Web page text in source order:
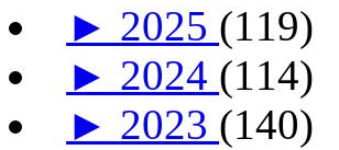
► 2025 (119)
► 2024 (114)
► 2023 (140)